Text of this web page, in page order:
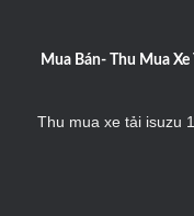
Mua Bán- Thu Mua
Thu mua xe tải isuzu